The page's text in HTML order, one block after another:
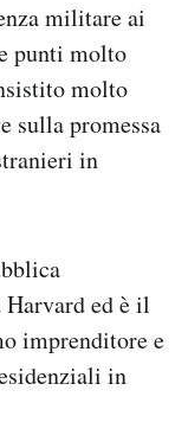
militare ai
punti molto
molto
sulla promessa
in
ed è il
imprenditore e
in